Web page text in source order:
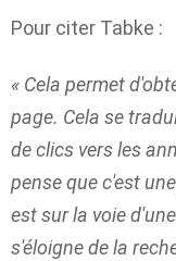
Pour citer Tabke :
« Cela permet
page. Cela se
de clics vers les
pense que c'est
est sur la voie
s'éloigne de la